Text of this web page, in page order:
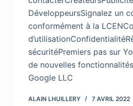
DéveloppeursSignalez un
conformément à la
sécuritéPremiers pas sur
de nouvelles
Google LLC
ALAIN LHUILLERY 7 AVRIL 2022